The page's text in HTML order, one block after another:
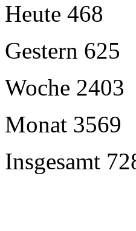
Heute 468
Gestern 625
Woche 2403
Monat 3569
Insgesamt